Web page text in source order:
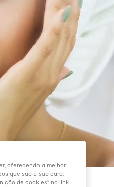
oferecendo a melhor
que são a sua cara.
de cookies” no link